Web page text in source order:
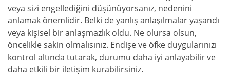
veya sizi engellediğini düşünüyorsanız, nedenini
anlamak önemlidir. Belki de yanlış anlaşılmalar yaşandı
veya kişisel bir anlaşmazlık oldu. Ne olursa olsun,
öncelikle sakin olmalısınız. Endişe ve öfke duygularınızı
kontrol altında tutarak, durumu daha iyi anlayabilir ve
daha etkili bir iletişim kurabilirsiniz.